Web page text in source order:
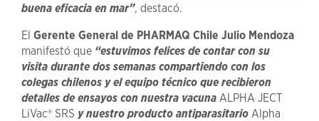
buena eficacia en mar”, destacó.
El Gerente General de PHARMAQ Chile Julio Mendoza
manifestó que “estuvimos felices de contar con su
visita durante dos semanas compartiendo con los
colegas chilenos y el equipo técnico que recibieron
detalles de ensayos con nuestra vacuna ALPHA JECT
LiVac® SRS y nuestro producto antiparasitario Alpha